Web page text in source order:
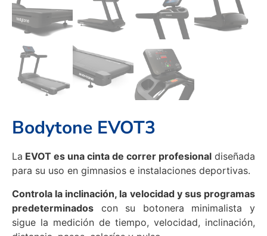
Bodytone EVOT3
La EVOT es una cinta de correr profesional diseñada
para su uso en gimnasios e instalaciones deportivas.
Controla la inclinación, la velocidad y sus programas
predeterminados con su botonera minimalista y
sigue la medición de tiempo, velocidad, inclinación,